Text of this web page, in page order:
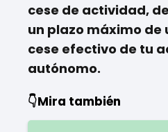
cese de actividad,
un plazo máximo de
cese efectivo de tu
autónomo.
👇Mira también